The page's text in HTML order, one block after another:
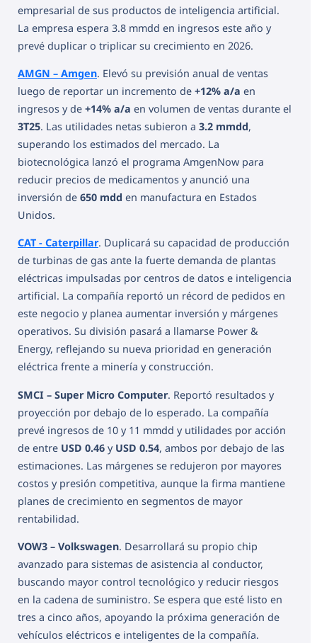
empresarial de sus productos de inteligencia artificial.
La empresa espera 3.8 mmdd en ingresos este año y
prevé duplicar o triplicar su crecimiento en 2026.
AMGN – Amgen. Elevó su previsión anual de ventas
luego de reportar un incremento de +12% a/a en
ingresos y de +14% a/a en volumen de ventas durante el
3T25. Las utilidades netas subieron a 3.2 mmdd,
superando los estimados del mercado. La
biotecnológica lanzó el programa AmgenNow para
reducir precios de medicamentos y anunció una
inversión de 650 mdd en manufactura en Estados
Unidos.
CAT - Caterpillar. Duplicará su capacidad de producción
de turbinas de gas ante la fuerte demanda de plantas
eléctricas impulsadas por centros de datos e inteligencia
artificial. La compañía reportó un récord de pedidos en
este negocio y planea aumentar inversión y márgenes
operativos. Su división pasará a llamarse Power &
Energy, reflejando su nueva prioridad en generación
eléctrica frente a minería y construcción.
SMCI – Super Micro Computer. Reportó resultados y
proyección por debajo de lo esperado. La compañía
prevé ingresos de 10 y 11 mmdd y utilidades por acción
de entre USD 0.46 y USD 0.54, ambos por debajo de las
estimaciones. Las márgenes se redujeron por mayores
costos y presión competitiva, aunque la firma mantiene
planes de crecimiento en segmentos de mayor
rentabilidad.
VOW3 – Volkswagen. Desarrollará su propio chip
avanzado para sistemas de asistencia al conductor,
buscando mayor control tecnológico y reducir riesgos
en la cadena de suministro. Se espera que esté listo en
tres a cinco años, apoyando la próxima generación de
vehículos eléctricos e inteligentes de la compañía.